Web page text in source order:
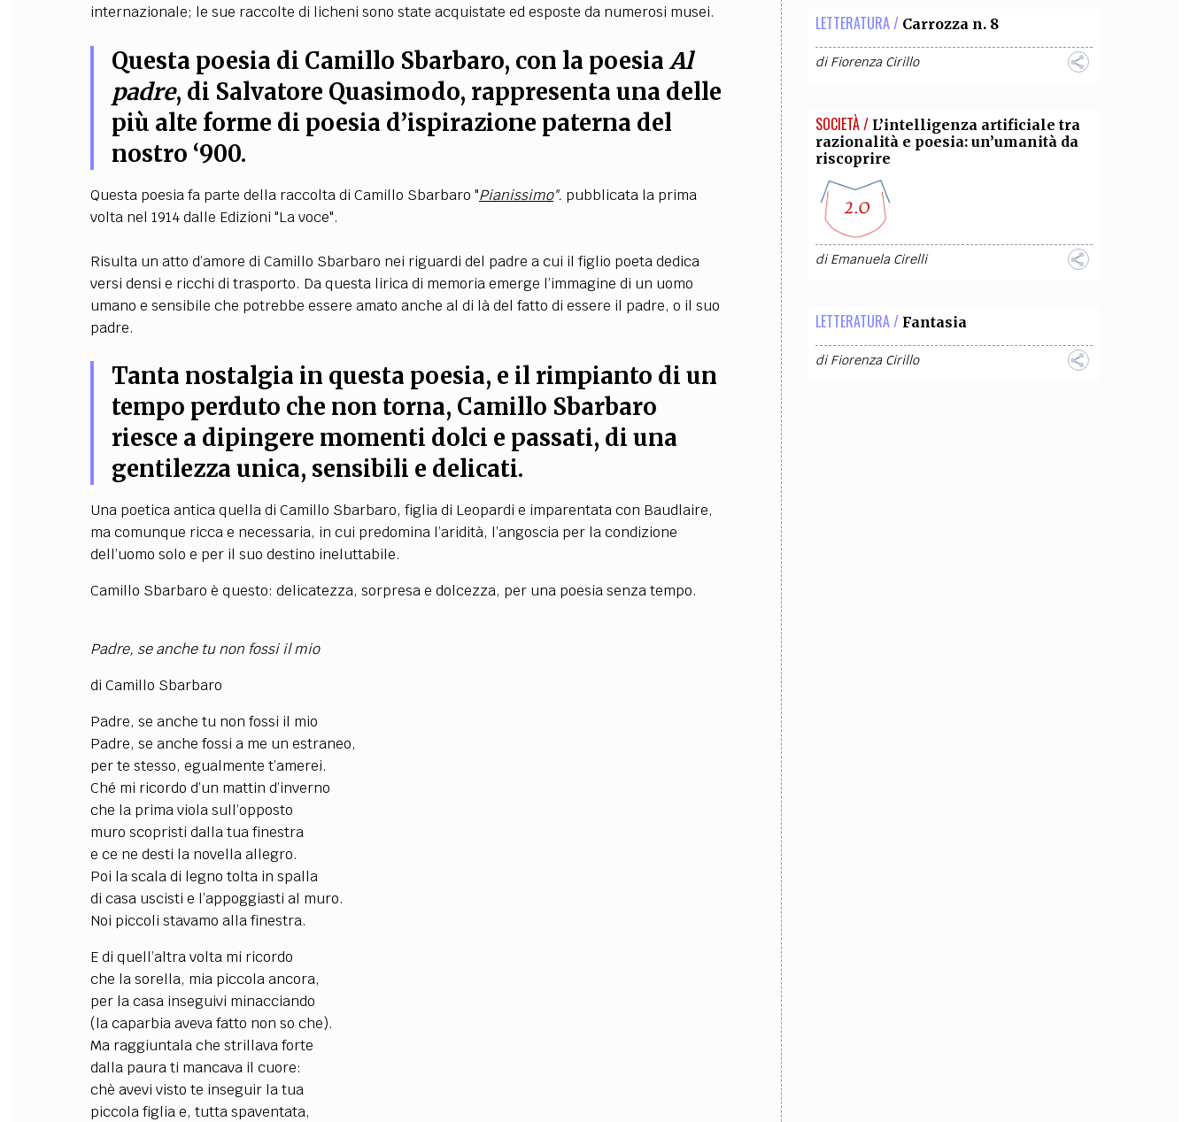
internazionale; le sue raccolte di licheni sono state acquistate ed esposte da numerosi musei.
Questa poesia di Camillo Sbarbaro, con la poesiaAl
padre, di Salvatore Quasimodo, rappresenta una delle
più alte forme di poesia d’ispirazione paterna del
nostro ‘900.
Questa poesia fa parte della raccolta di Camillo Sbarbaro "Pianissimo". pubblicata la prima
volta nel 1914 dalle Edizioni "La voce".
Risulta un atto d’amore di Camillo Sbarbaro nei riguardi del padre a cui il figlio poeta dedica
versi densi e ricchi di trasporto. Da questa lirica di memoria emerge l’immagine di un uomo
umano e sensibile che potrebbe essere amato anche al di là del fatto di essere il padre, o il suo
padre.
Tanta nostalgia in questa poesia, e il rimpianto di un
tempo perduto che non torna, Camillo Sbarbaro
riesce a dipingere momenti dolci e passati, di una
gentilezza unica, sensibili e delicati.
Una poetica antica quella di Camillo Sbarbaro, figlia di Leopardi e imparentata con Baudlaire,
ma comunque ricca e necessaria, in cui predomina l’aridità, l’angoscia per la condizione
dell’uomo solo e per il suo destino ineluttabile.
Camillo Sbarbaro è questo: delicatezza, sorpresa e dolcezza, per una poesia senza tempo.
Padre, se anche tu non fossi il mio
di Camillo Sbarbaro
Padre, se anche tu non fossi il mio
Padre, se anche fossi a me un estraneo,
per te stesso, egualmente t’amerei.
Ché mi ricordo d’un mattin d’inverno
che la prima viola sull’opposto
muro scopristi dalla tua finestra
e ce ne desti la novella allegro.
Poi la scala di legno tolta in spalla
di casa uscisti e l’appoggiasti al muro.
Noi piccoli stavamo alla finestra.
E di quell’altra volta mi ricordo
che la sorella, mia piccola ancora,
per la casa inseguivi minacciando
(la caparbia aveva fatto non so che).
Ma raggiuntala che strillava forte
dalla paura ti mancava il cuore:
chè avevi visto te inseguir la tua
piccola figlia e, tutta spaventata,
LETTERATURA / Carrozza n. 8
diFiorenza Cirillo
SOCIETÀ / L’intelligenza artificiale tra
razionalità e poesia: un’umanità da
riscoprire
diEmanuela Cirelli
LETTERATURA / Fantasia
diFiorenza Cirillo